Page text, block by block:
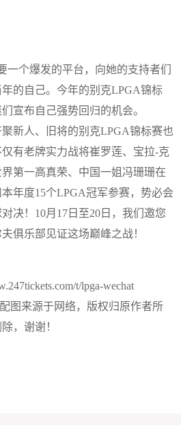
个爆发的平台，向她的支持者们
的自己。今年的别克LPGA锦标
宣布自己强势回归的机会。
新人、旧将的别克LPGA锦标赛也
有老牌实力战将崔罗莲、宝拉-克
第一高真荣、中国一姐冯珊珊在
年度15个LPGA冠军参赛，势必会
决！10月17日至20日，我们邀您
俱乐部见证这场巅峰之战！
t/lpga-wechat
来源于网络，版权归原作者所
，谢谢！